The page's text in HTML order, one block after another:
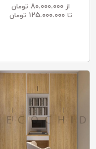
از
تومان
تا ۱۲۵.۰۰۰.۰۰۰ تومان